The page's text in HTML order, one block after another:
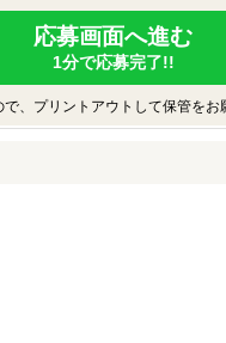
応募画面へ進む
1分で応募完了!!
、プリントアウトして保管をお